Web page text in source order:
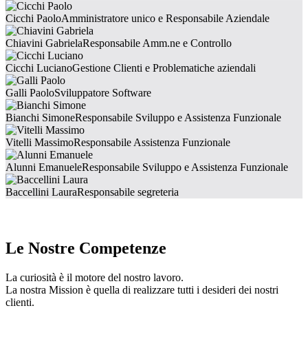
Cicchi PaoloAmministratore unico e Responsabile Aziendale
Chiavini GabrielaResponsabile Amm.ne e Controllo
Cicchi LucianoGestione Clienti e Problematiche aziendali
Galli PaoloSviluppatore Software
Bianchi SimoneResponsabile Sviluppo e Assistenza Funzionale
Vitelli MassimoResponsabile Assistenza Funzionale
Alunni EmanueleResponsabile Sviluppo e Assistenza Funzionale
Baccellini LauraResponsabile segreteria
Le Nostre Competenze
La curiosità è il motore del nostro lavoro.
La nostra Mission è quella di realizzare tutti i desideri dei nostri
clienti.